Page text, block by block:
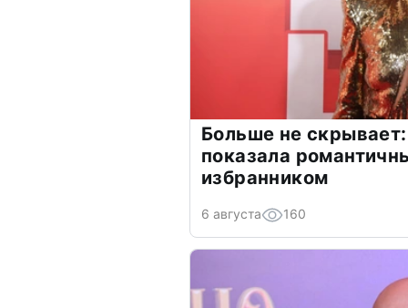
Больше не
показала
избранником
6 августа 160